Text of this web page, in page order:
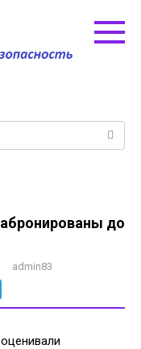
до
admin83